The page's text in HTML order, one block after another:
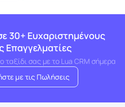
30+ Ευχαριστημένους
Επαγγελματίες
ταξίδι σας με το Lua CRM σήμερα
με τις Πωλήσεις